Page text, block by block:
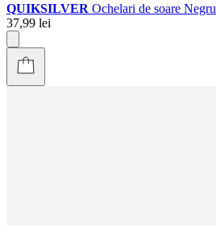
QUIKSILVER Ochelari de soare Negru
37,99 lei